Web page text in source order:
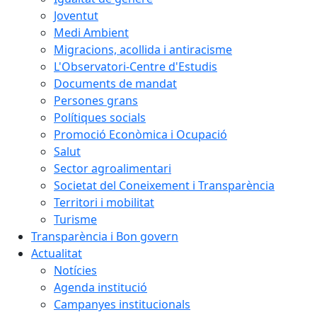
Joventut
Medi Ambient
Migracions, acollida i antiracisme
L'Observatori-Centre d'Estudis
Documents de mandat
Persones grans
Polítiques socials
Promoció Econòmica i Ocupació
Salut
Sector agroalimentari
Societat del Coneixement i Transparència
Territori i mobilitat
Turisme
Transparència i Bon govern
Actualitat
Notícies
Agenda institució
Campanyes institucionals